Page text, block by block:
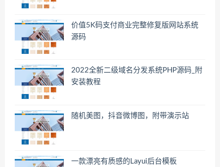
价值5K码支付商业完整修复版网站系统
源码
2022全新二级域名分发系统PHP源码_附
安装教程
随机美图，抖音微博图，附带演示站
一款漂亮有质感的Layui后台模板